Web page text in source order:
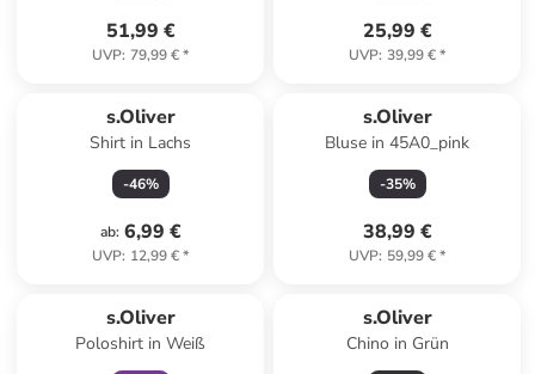
51,99 €
UVP: 79,99 €*
25,99 €
UVP: 39,99 €*
s.Oliver
Shirt in Lachs
-46%
ab: 6,99 €
UVP: 12,99 €*
s.Oliver
Bluse in 45A0_pink
-35%
38,99 €
UVP: 59,99 €*
s.Oliver
Poloshirt in Weiß
s.Oliver
Chino in Grün